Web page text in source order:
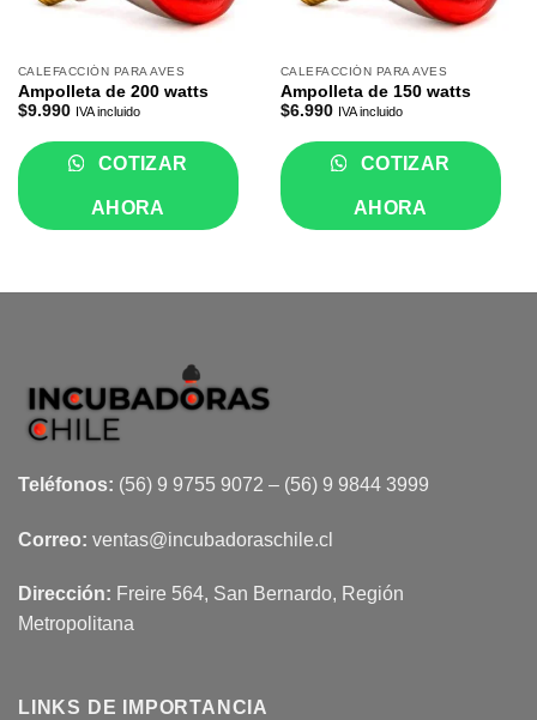
CALEFACCIÓN PARA AVES
Ampolleta de 200 watts
$9.990 IVA incluido
COTIZAR
AHORA
CALEFACCIÓN PARA AVES
Ampolleta de 150 watts
$6.990 IVA incluido
COTIZAR
AHORA
Teléfonos: (56) 9 9755 9072 – (56) 9 9844 3999
Correo: ventas@incubadoraschile.cl
Dirección: Freire 564, San Bernardo, Región
Metropolitana
LINKS DE IMPORTANCIA